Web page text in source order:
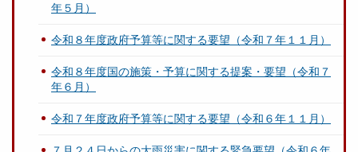
年５月）
令和８年度政府予算等に関する要望（令和７年１１月）
令和８年度国の施策・予算に関する提案・要望（令和７
年６月）
令和７年度政府予算等に関する要望（令和６年１１月）